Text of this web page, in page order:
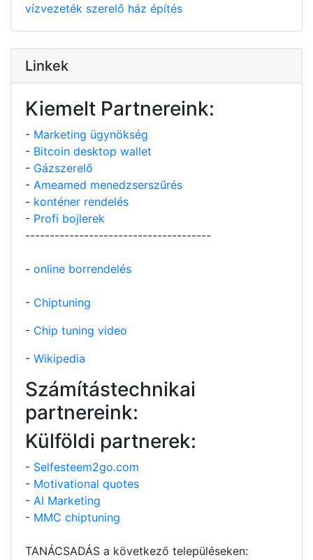
vízvezeték szerelő ház építés
Linkek
Kiemelt Partnereink:
- Marketing ügynökség
- Bitcoin desktop wallet
- Gázszerelő
- Ameamed menedzserszűrés
- konténer rendelés
- Profi bojlerek
--------------------------------------
- online borrendelés
- Chiptuning
- Chip tuning video
- Wikipedia
Számítástechnikai
partnereink:
Külföldi partnerek:
- Selfesteem2go.com
- Motivational quotes
- AI Marketing
- MMC chiptuning
TANÁCSADÁS a következő településeken: